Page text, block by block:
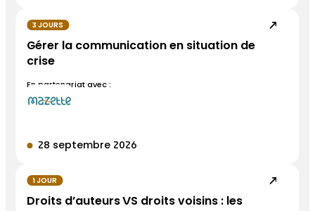
3 JOURS
Gérer la communication en situation de
crise
En partenariat avec :
28 septembre 2026
1 JOUR
Droits d’auteurs VS droits voisins : les